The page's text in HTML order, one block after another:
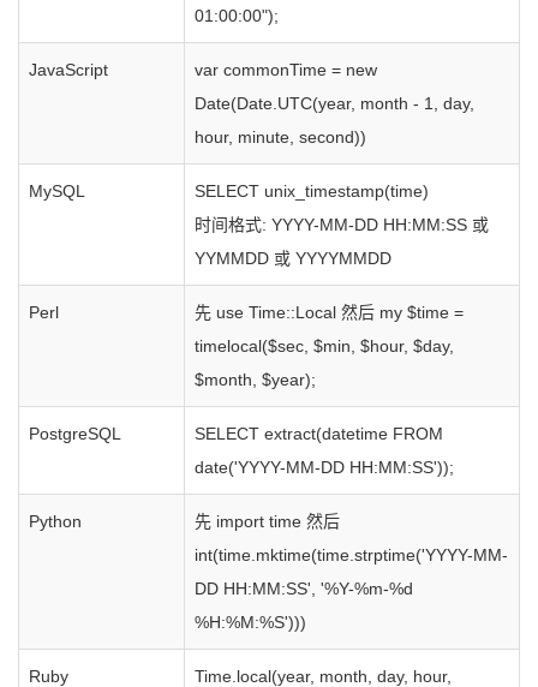
01:00:00");
JavaScript
var commonTime = new
Date(Date.UTC(year, month - 1, day,
hour, minute, second))
MySQL
SELECT unix_timestamp(time)
时间格式: YYYY-MM-DD HH:MM:SS 或
YYMMDD 或 YYYYMMDD
Perl
先 use Time::Local 然后 my $time =
timelocal($sec, $min, $hour, $day,
$month, $year);
PostgreSQL
SELECT extract(datetime FROM
date('YYYY-MM-DD HH:MM:SS'));
Python
先 import time 然后
int(time.mktime(time.strptime('YYYY-MM-
DD HH:MM:SS', '%Y-%m-%d
%H:%M:%S')))
Ruby
Time.local(year, month, day, hour,